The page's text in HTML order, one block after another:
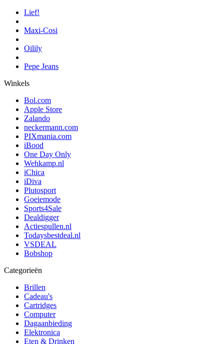
Lief!
Maxi-Cosi
Oilily
Pepe Jeans
Winkels
Bol.com
Apple Store
Zalando
neckermann.com
PIXmania.com
iBood
One Day Only
Wehkamp.nl
iChica
iDiva
Plutosport
Goeiemode
Sports4Sale
Dealdigger
Actiespullen.nl
Todaysbestdeal.nl
VSDEAL
Bobshop
Categorieën
Brillen
Cadeau's
Cartridges
Computer
Dagaanbieding
Elektronica
Eten & Drinken